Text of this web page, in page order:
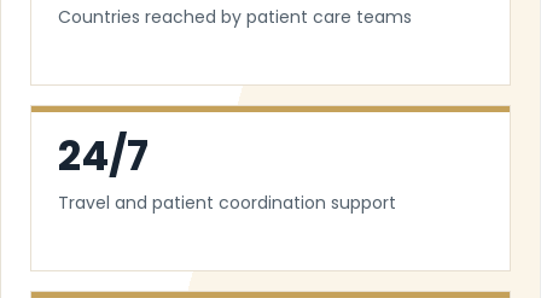
Countries reached by patient care teams
24/7
Travel and patient coordination support